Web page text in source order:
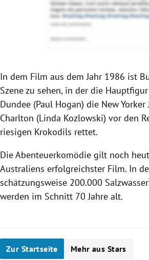
In dem Film aus dem Jahr 1986 ist
Szene zu sehen, in der die
Dundee (Paul Hogan) die New
Charlton (Linda Kozlowski) vor den
riesigen Krokodils rettet.
Die Abenteuerkomödie gilt noch
Australiens erfolgreichster Film. In
schätzungsweise 200.000
werden im Schnitt 70 Jahre alt.
Zur Startseite Mehr aus Stars